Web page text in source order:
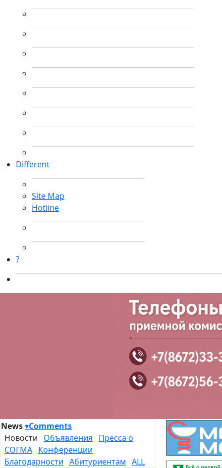
Different
Site Map
Hotline
?
News▾Comments
Новости Объявления
Пресса о
СОГМА Конференции
Благодарности Абитуриентам ALL